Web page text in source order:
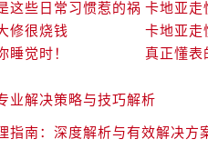
这些日常习惯惹的祸 卡地亚走
修很烧钱
卡地亚走
睡觉时！
真正懂表
业解决策略与技巧解析
指南：深度解析与有效解决方